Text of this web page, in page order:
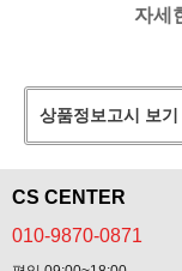
자세
상품정보고시 보기
CS CENTER
010-9870-0871